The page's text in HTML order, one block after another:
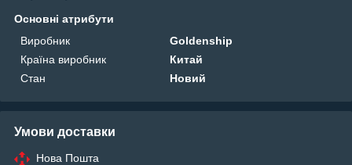
Основні атрибути
Виробник
Goldenship
Країна виробник
Китай
Стан
Новий
Умови доставки
Нова Пошта